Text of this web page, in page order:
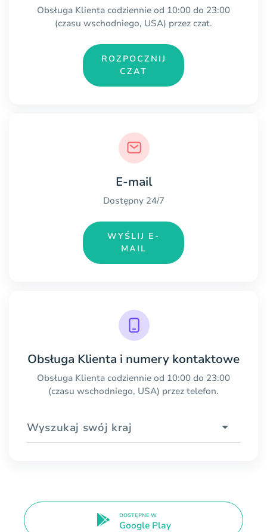
Obsługa Klienta codziennie od 10:00 do 23:00
(czasu wschodniego, USA) przez czat.
ROZPOCZNIJ
CZAT
E-mail
Dostępny 24/7
WYŚLIJ E-
MAIL
Obsługa Klienta i numery kontaktowe
Obsługa Klienta codziennie od 10:00 do 23:00
(czasu wschodniego, USA) przez telefon.
Wyszukaj swój kraj
DOSTĘPNE W
Google Play